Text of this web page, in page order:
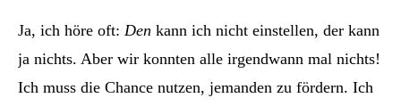
Ja, ich höre oft: Den kann ich nicht einstellen, der kann
ja nichts. Aber wir konnten alle irgendwann mal nichts!
Ich muss die Chance nutzen, jemanden zu fördern. Ich